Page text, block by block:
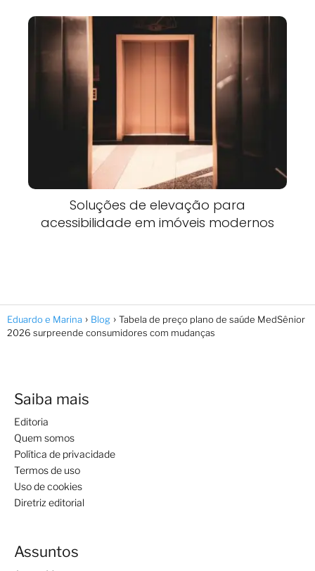
Soluções de elevação para
acessibilidade em imóveis modernos
Eduardo e Marina Blog
Tabela de preço plano de saúde MedSênior
2026 surpreende consumidores com mudanças
Saiba mais
Editoria
Quem somos
Política de privacidade
Termos de uso
Uso de cookies
Diretriz editorial
Assuntos